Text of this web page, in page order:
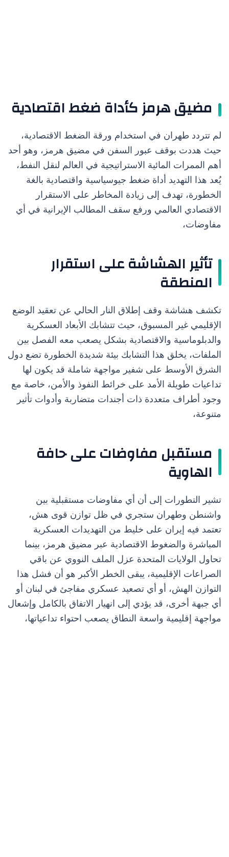
مضيق هرمز كأداة ضغط اقتصادية
لم تتردد طهران في استخدام ورقة الضغط الاقتصادية،
حيث هددت بوقف عبور السفن في مضيق هرمز، وهو أحد
أهم الممرات المائية الاستراتيجية في العالم لنقل النفط،
يُعد هذا التهديد أداة ضغط جيوسياسية واقتصادية بالغة
الخطورة، تهدف إلى زيادة المخاطر على الاستقرار
الاقتصادي العالمي ورفع سقف المطالب الإيرانية في أي
مفاوضات،
تأثير الهشاشة على استقرار
المنطقة
تكشف هشاشة وقف إطلاق النار الحالي عن تعقيد الوضع
الإقليمي غير المسبوق، حيث تتشابك الأبعاد العسكرية
والدبلوماسية والاقتصادية بشكل يصعب معه الفصل بين
الملفات، يخلق هذا التشابك بيئة شديدة الخطورة تضع دول
الشرق الأوسط على شفير مواجهة شاملة قد يكون لها
تداعيات طويلة الأمد على خرائط النفوذ والأمن، خاصة مع
وجود أطراف متعددة ذات أجندات متضاربة وأدوات تأثير
متنوعة،
مستقبل مفاوضات على حافة
الهاوية
تشير التطورات إلى أن أي مفاوضات مستقبلية بين
واشنطن وطهران ستجري في ظل توازن قوى هش،
تعتمد فيه إيران على خليط من التهديدات العسكرية
المباشرة والضغوط الاقتصادية عبر مضيق هرمز، بينما
تحاول الولايات المتحدة عزل الملف النووي عن باقي
الصراعات الإقليمية، يبقى الخطر الأكبر هو أن فشل هذا
التوازن الهش، أو أي تصعيد عسكري مفاجئ في لبنان أو
أي جبهة أخرى، قد يؤدي إلى انهيار الاتفاق بالكامل وإشعال
مواجهة إقليمية واسعة النطاق يصعب احتواء تداعياتها،